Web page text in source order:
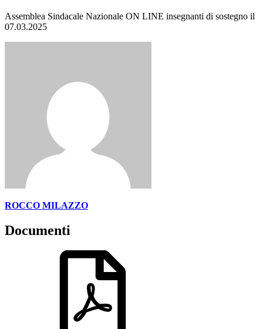
Assemblea Sindacale Nazionale ON LINE insegnanti di sostegno il
07.03.2025
ROCCO MILAZZO
Documenti